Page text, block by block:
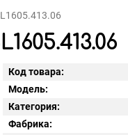
Код товара:
Модель:
Категория:
Фабрика: